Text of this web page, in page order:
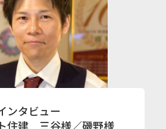
ンタビュー
住建 三谷様／磯野様